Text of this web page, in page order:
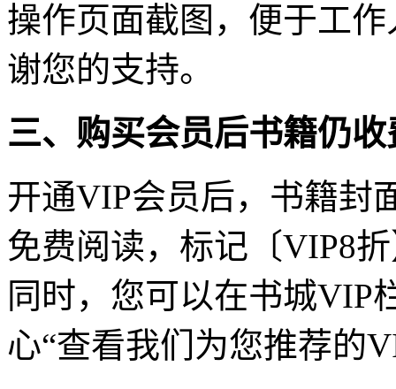
操作页面截图，便于工
谢您的支持。
三、购买会员后书籍仍收
开通VIP会员后，书籍封
免费阅读，标记〔VIP8
同时，您可以在书城VIP
心“查看我们为您推荐的